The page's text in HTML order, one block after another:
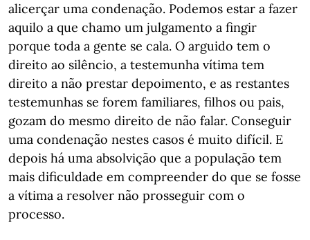
alicerçar uma condenação. Podemos estar a fazer
aquilo a que chamo um julgamento a fingir
porque toda a gente se cala. O arguido tem o
direito ao silêncio, a testemunha vítima tem
direito a não prestar depoimento, e as restantes
testemunhas se forem familiares, filhos ou pais,
gozam do mesmo direito de não falar. Conseguir
uma condenação nestes casos é muito difícil. E
depois há uma absolvição que a população tem
mais dificuldade em compreender do que se fosse
a vítima a resolver não prosseguir com o
processo.